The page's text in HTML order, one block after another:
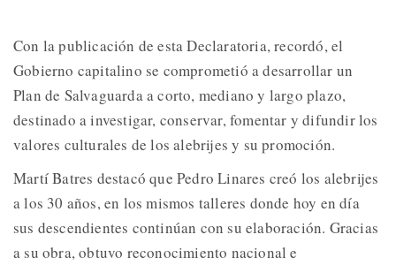
Con la publicación de esta Declaratoria, recordó, el
Gobierno capitalino se comprometió a desarrollar un
Plan de Salvaguarda a corto, mediano y largo plazo,
destinado a investigar, conservar, fomentar y difundir los
valores culturales de los alebrijes y su promoción.
Martí Batres destacó que Pedro Linares creó los alebrijes
a los 30 años, en los mismos talleres donde hoy en día
sus descendientes continúan con su elaboración. Gracias
a su obra, obtuvo reconocimiento nacional e